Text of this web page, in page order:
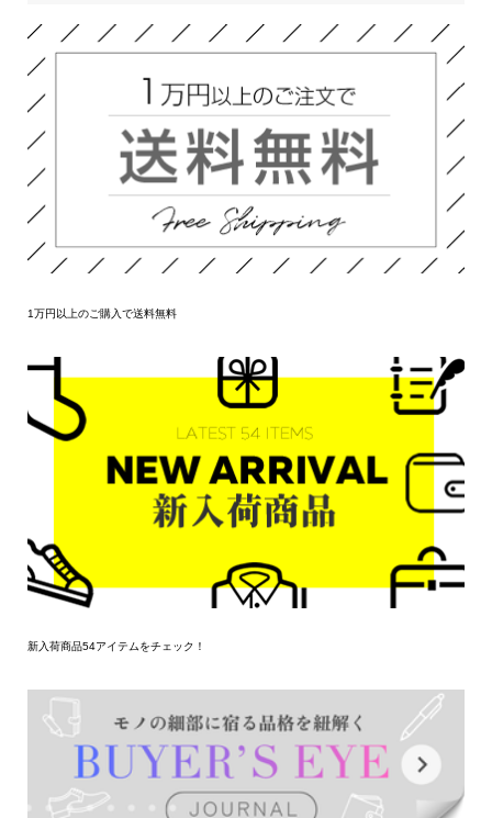
1万円以上のご購入で送料無料
新入荷商品54アイテムをチェック！